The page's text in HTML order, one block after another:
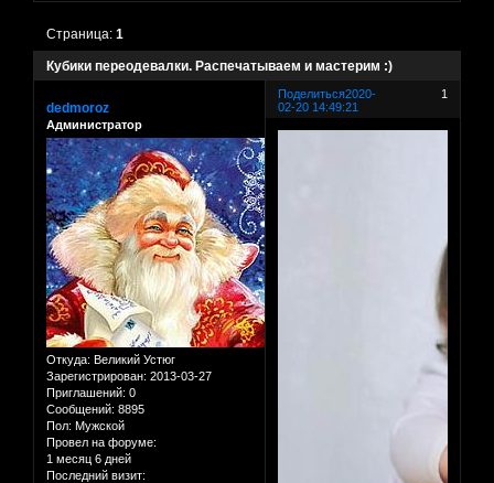
Кубики переодевалки. Распечатываем и мастерим :)
Страница:1
Поделиться 1
2020-
02-20 14:49:21
dedmoroz
Администратор
Откуда: Великий Устюг
Зарегистрирован: 2013-03-27
Приглашений: 0
Сообщений: 8895
Пол: Мужской
Провел на форуме:
1 месяц 6 дней
Последний визит: